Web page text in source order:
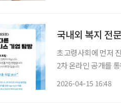
국내외 복지 전
초고령사회에 먼저
2차 온라인 공개를 통해 프
2026-04-15 16:48